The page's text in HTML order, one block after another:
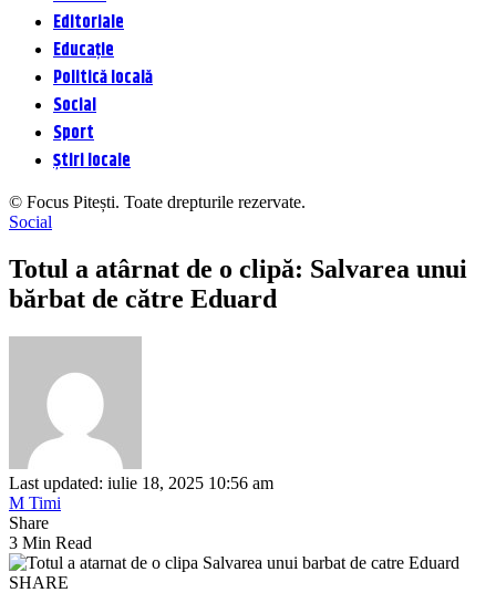
Editoriale
Educație
Politică locală
Social
Sport
Știri locale
© Focus Pitești. Toate drepturile rezervate.
Social
Totul a atârnat de o clipă: Salvarea unui
bărbat de către Eduard
Last updated: iulie 18, 2025 10:56 am
M Timi
Share
3 Min Read
SHARE